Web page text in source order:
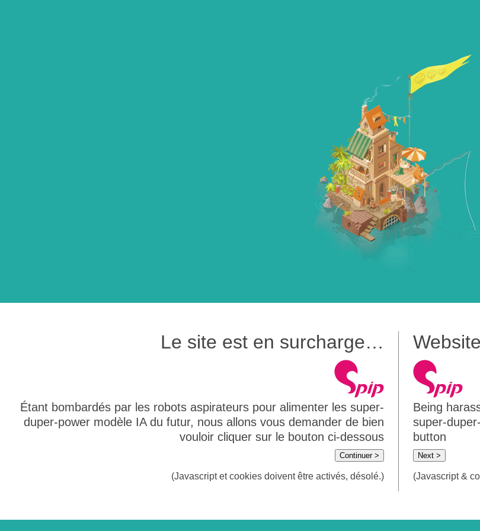
Le site est en surcharge…
Étant bombardés par les robots aspirateurs pour alimenter les super-
duper-power modèle IA du futur, nous allons vous demander de bien
vouloir cliquer sur le bouton ci-dessous
Continuer >
(Javascript et cookies doivent être activés, désolé.)
Being
super-
button
Next >
(Javascript &